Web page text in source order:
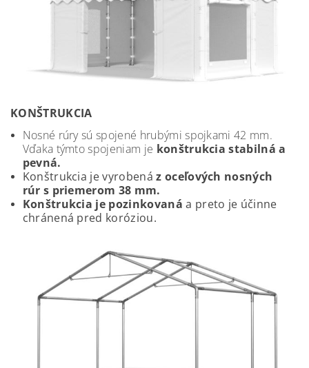
KONŠTRUKCIA
Nosné rúry sú spojené hrubými spojkami 42 mm.
Vďaka týmto spojeniam je konštrukcia stabilná a
pevná.
Konštrukcia je vyrobená z oceľových nosných
rúr s priemerom 38 mm.
Konštrukcia je pozinkovaná a preto je účinne
chránená pred koróziou.